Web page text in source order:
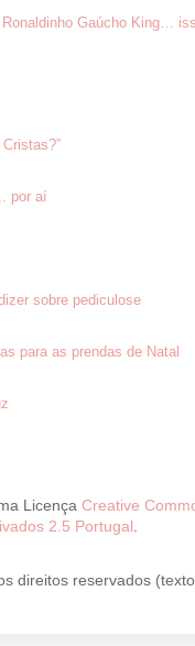
Gaúcho King…
por aí
sobre pediculose
para as prendas de Natal
Licença Creative
2.5 Portugal
direitos reservados